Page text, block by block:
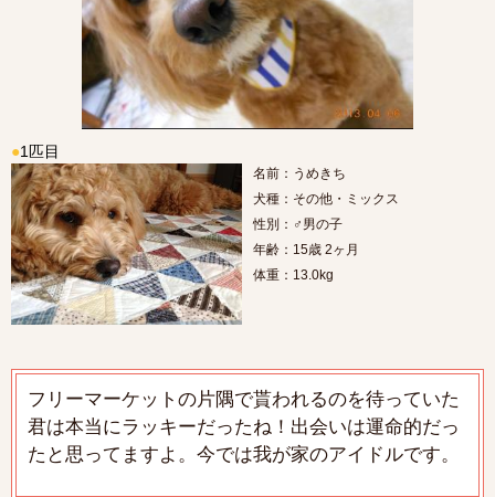
●1匹目
名前：うめきち
犬種：その他・ミックス
性別：♂男の子
年齢：15歳 2ヶ月
体重：13.0kg
フリーマーケットの片隅で貰われるのを待っていた
君は本当にラッキーだったね！出会いは運命的だっ
たと思ってますよ。今では我が家のアイドルです。